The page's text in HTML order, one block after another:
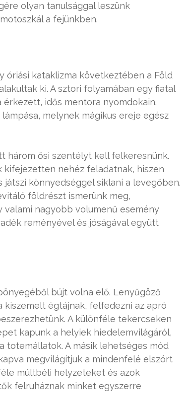
olyan tanulsággal leszünk
a fejünkben.
óriási kataklizma következtében a Föld
ki. A sztori folyamában egy fiatal
érkezett, idős mentora nyomdokain.
melynek mágikus ereje egész
három ősi szentélyt kell felkeresnünk.
nehéz feladatnak, hiszen
könnyedséggel siklani a levegőben.
földrészt ismerünk meg,
valami nagyobb volumenű esemény
reményével és jóságával együtt
bújt volna elő. Lenyűgöző
kiszemelt égtájnak, felfedezni az apró
A különféle tekercseken
kapunk a helyiek hiedelemvilágáról,
totemállatok. A másik lehetséges mód
megvilágítjuk a mindenfelé elszórt
múltbéli helyzeteket és azok
felruháznak minket egyszerre